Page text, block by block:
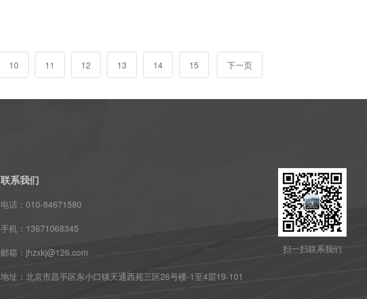
10 11 12 13 14 15 下一页
联系我们
电话：010-84671580
手机：13671068345
邮箱：jhzxkj@126.com
地址：北京市昌平区东小口镇天通西苑三区26号楼-1至4层19-101
扫一扫联系我们